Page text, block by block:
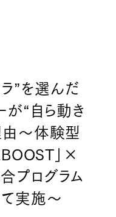
”を選んだ
“自ら動き
〜体験型
」×
プログラム
実施〜